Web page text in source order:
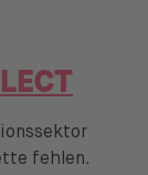
fehlen.